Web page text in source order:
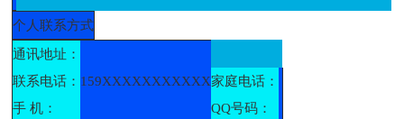
个人联系方式
通讯地址：
联系电话： 159XXXXXXXXXXX家庭电话：
手 机：
QQ号码：